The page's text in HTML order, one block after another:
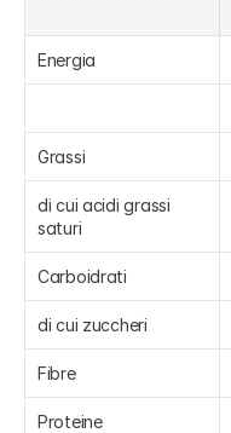
Energia
Grassi
di cui acidi grassi
saturi
Carboidrati
di cui zuccheri
Fibre
Proteine